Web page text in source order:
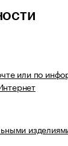
или по